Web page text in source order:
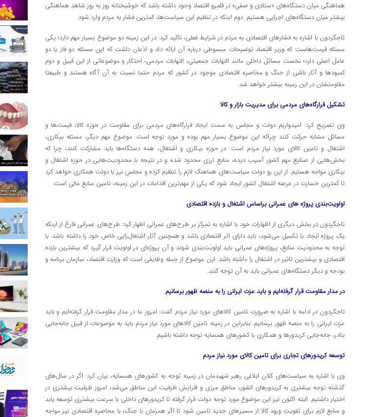
هماهنگی میان دستگاه‌های «ستادی و صفی» در قلمرو اقتصاد وجود داشته باشد که خوشبختانه روز به روز شاهد هماهنگی
بیشتر میان دستگاه‌های اجرایی هستیم. دوم اینکه در تنظیم این سیاست‌ها، کمترین فشار به مردم وارد شود.
تاجگردون با اشاره به فشارهای اقتصادی به مردم در شرایط فعلی، تاکید کرد: در این زمینه دو موضوع بسیار مهم دارد؛ یکی
مسئله قیمت‌هاست که وزیر اقتصاد توضیحات مبسوطی درباره آن ارائه داد و اذعان داشت که این مسئله دو فاز یا دو
عامل اصلی دارد؛ نخست مسائل داخلی مانند التهابات جمعیتی، التهابات مردمی، احتکار و موضوعاتی از این قبیل و دوم
کمبودها و آثار ناشی از جنگ و محاصره اقتصادی موجود در کشور که مردم حتما نسبت به آن آگاه هستند و طبیعتا
مقاومتشان در این زمینه بیشتر خواهد شد.
تشکیل قرارگاه‌های مردمی برای مدیریت بازار و کالا
وی تصریح کرد: امیدواریم دولت و مجلس به سمت ایجاد قرارگاه‌های مردمی برای مقاومت در حوزه کالا، قیمت‌ها و
مسائل مشابه حرکت کنند چراکه این موضوع بسیار مهم بوده و مورد توجه است. موضوع مهم دیگر، مسئله بیکاری،
اشتغال و تامین کالای مورد نیاز مردم است. در حوزه بیکاری و اشتغال، همه دستگاه‌ها باید مشارکت کنند، چرا که
بخش‌هایی از صنایع مهم کشور آسیب دیده، منابع ارزی محدود شده و در نتیجه با محدودیت‌هایی در حوزه اشتغال و
بیکاری مواجه هستیم. از این رو دولت سیاست‌های هماهنگ لازم را تنظیم کرده و مجلس نیز با دولت همکاری خواهد کرد
تا کمترین خسارت در عرصه اشتغال کشور ایجاد شود که یکی از مهم‌ترین اقدامات در این زمینه، تامین منابع مالی است.
اولویت‌بندی پروژه های عمرانی براساس اشتغال و بازده اقتصادی
تاجگردون در بخش دیگری از اظهارات خود با اشاره به تمرکز بر طرح‌های عمرانی اظهار کرد: طرح‌های عمرانی فارغ از اینکه
یک پروژه ایجاد یا تکمیل می‌شود، باید دارای اثر اقتصادی باشد و همچنین آثار اشتغال‌زایی خاص خود را داشته باشد. با
توجه به محدودیت منابع، پروژه‌های عمرانی باید اولویت‌بندی شوند و آن پروژه‌ای در اولویت قرار گیرد که بیشترین بازده
اقتصادی و بیشترین تاثیر در اشتغال را داشته باشد. این موضوع از جمله وظایفی است که وزارت اقتصاد، سازمان برنامه و
بودجه و دیگر دستگاه‌های عمرانی باید به آن توجه کنند.
در مدار مقاومت قرار گرفته‌ایم و باید عزت ایرانی را به منصه ظهور برسانیم
تاجگردون در ادامه با اشاره به ضرورت تامین کالاهای مورد نیاز مردم گفت: امروز ما در مدار مقاومت قرار گرفته‌ایم و باید
عزت ایرانی را به منصه ظهور برسانیم. بنابراین در زمینه تامین کالاهای مورد نیاز مردم باید به موضوعات از قبیل جابه‌جایی
بنادر، جابه‌جایی کریدورها و همکاری با کشورهای همسایه توجه داشته باشیم.
توسعه کریدورهای تجاری برای تامین کالای مورد نیاز مردم
وی با اشاره به سیاست‌های کلان ابلاغی رهبر شهیدمان در زمینه توجه به کشورهای همسایه، بیان کرد: اگر در سال‌های
گذشته توجه بیشتری به کریدورهای کشور، مناطق مرزی و افزایش ظرفیت این مناطق می‌شد، امروز ظرفیت بیشتری در
اختیار داشتیم. البته اکنون نیز این موضوع مورد توجه دولت قرار گرفته تا کریدورهای داخلی با سرعت بیشتری توسعه یابد
و منابع لازم برای تقویت ورود کالا از مسیرهای جدید تامین شود تا اگر همزمان با جنگ، با محاصره اقتصادی نیز مواجه